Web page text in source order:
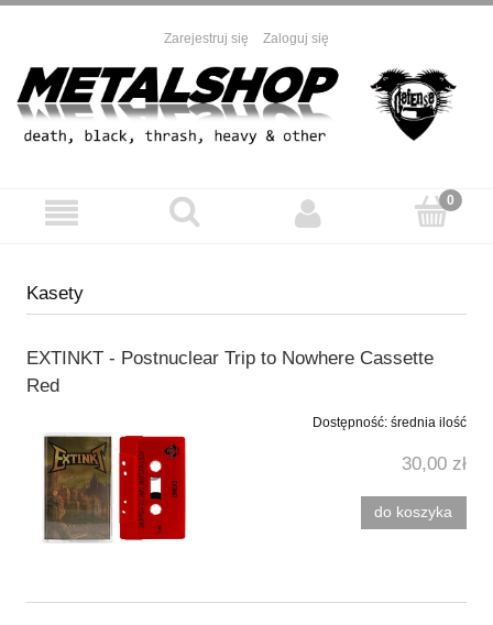
Zarejestruj się Zaloguj się
Kasety
EXTINKT - Postnuclear Trip to Nowhere Cassette
Red
Dostępność: średnia ilość
30,00 zł
do koszyka